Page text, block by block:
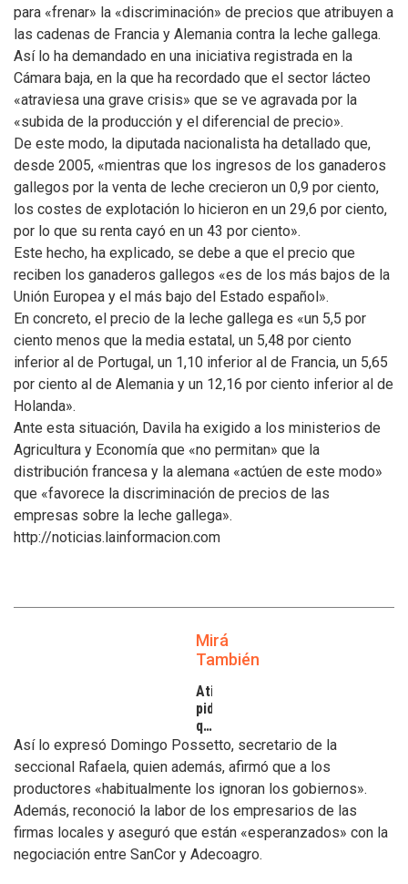
para «frenar» la «discriminación» de precios que atribuyen a
las cadenas de Francia y Alemania contra la leche gallega.
Así lo ha demandado en una iniciativa registrada en la
Cámara baja, en la que ha recordado que el sector lácteo
«atraviesa una grave crisis» que se ve agravada por la
«subida de la producción y el diferencial de precio».
De este modo, la diputada nacionalista ha detallado que,
desde 2005, «mientras que los ingresos de los ganaderos
gallegos por la venta de leche crecieron un 0,9 por ciento,
los costes de explotación lo hicieron en un 29,6 por ciento,
por lo que su renta cayó en un 43 por ciento».
Este hecho, ha explicado, se debe a que el precio que
reciben los ganaderos gallegos «es de los más bajos de la
Unión Europea y el más bajo del Estado español».
En concreto, el precio de la leche gallega es «un 5,5 por
ciento menos que la media estatal, un 5,48 por ciento
inferior al de Portugal, un 1,10 inferior al de Francia, un 5,65
por ciento al de Alemania y un 12,16 por ciento inferior al de
Holanda».
Ante esta situación, Davila ha exigido a los ministerios de
Agricultura y Economía que «no permitan» que la
distribución francesa y la alemana «actúen de este modo»
que «favorece la discriminación de precios de las
empresas sobre la leche gallega».
http://noticias.lainformacion.com
Mirá
También
Atilra
pide
que
se
atiendan
inconvenientes
de
los
tamberos
Así lo expresó Domingo Possetto, secretario de la
seccional Rafaela, quien además, afirmó que a los
productores «habitualmente los ignoran los gobiernos».
Además, reconoció la labor de los empresarios de las
firmas locales y aseguró que están «esperanzados» con la
negociación entre SanCor y Adecoagro.